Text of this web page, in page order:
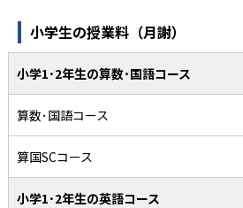
小学生の授業料（月謝）
小学1･2年生の算数･国語コース
算数･国語コース
算国SCコース
小学1･2年生の英語コース